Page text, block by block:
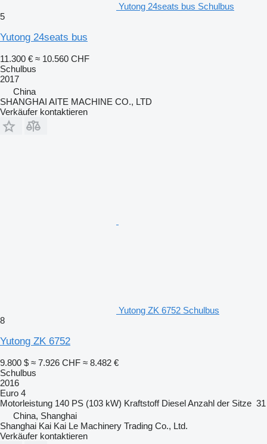
Yutong 24seats bus Schulbus
5
Yutong 24seats bus
11.300 € ≈ 10.560 CHF
Schulbus
2017
China
SHANGHAI AITE MACHINE CO., LTD
Verkäufer kontaktieren
Yutong ZK 6752 Schulbus
8
Yutong ZK 6752
9.800 $ ≈ 7.926 CHF ≈ 8.482 €
Schulbus
2016
Euro 4
Motorleistung 140 PS (103 kW) Kraftstoff DieselAnzahl der Sitze 31
China, Shanghai
Shanghai Kai Kai Le Machinery Trading Co., Ltd.
Verkäufer kontaktieren